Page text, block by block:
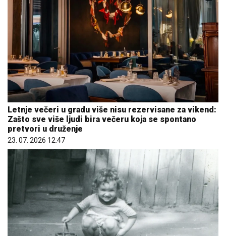
Letnje večeri u gradu više nisu rezervisane za vikend:
Zašto sve više ljudi bira večeru koja se spontano
pretvori u druženje
23. 07. 2026 12:47